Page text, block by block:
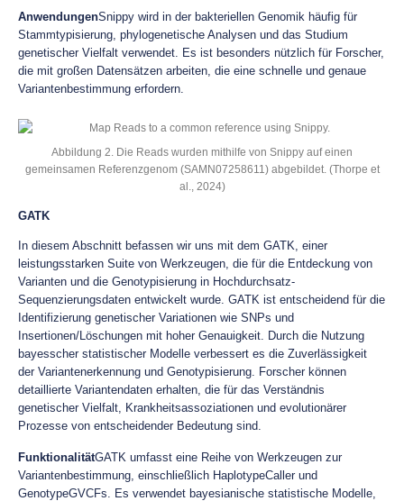
AnwendungenSnippy wird in der bakteriellen Genomik häufig für
Stammtypisierung, phylogenetische Analysen und das Studium
genetischer Vielfalt verwendet. Es ist besonders nützlich für Forscher,
die mit großen Datensätzen arbeiten, die eine schnelle und genaue
Variantenbestimmung erfordern.
Abbildung 2. Die Reads wurden mithilfe von Snippy auf einen
gemeinsamen Referenzgenom (SAMN07258611) abgebildet. (Thorpe et
al., 2024)
GATK
In diesem Abschnitt befassen wir uns mit dem GATK, einer
leistungsstarken Suite von Werkzeugen, die für die Entdeckung von
Varianten und die Genotypisierung in Hochdurchsatz-
Sequenzierungsdaten entwickelt wurde. GATK ist entscheidend für die
Identifizierung genetischer Variationen wie SNPs und
Insertionen/Löschungen mit hoher Genauigkeit. Durch die Nutzung
bayesscher statistischer Modelle verbessert es die Zuverlässigkeit
der Variantenerkennung und Genotypisierung. Forscher können
detaillierte Variantendaten erhalten, die für das Verständnis
genetischer Vielfalt, Krankheitsassoziationen und evolutionärer
Prozesse von entscheidender Bedeutung sind.
FunktionalitätGATK umfasst eine Reihe von Werkzeugen zur
Variantenbestimmung, einschließlich HaplotypeCaller und
GenotypeGVCFs. Es verwendet bayesianische statistische Modelle,